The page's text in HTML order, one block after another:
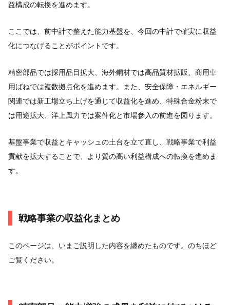
益構成の転換を進めます。
ここでは、前中計で整えた能力基盤を、今回の中計で確実に収益
化につなげることがポイントです。
精密部品では採用品目拡大、海外鋼材では高品質材拡販、商用車
用ばねでは複数拠点化を進めます。また、安全保障・エネルギー
関連では新工場立ち上げを通じて収益化を進め、特殊合金粉末で
は用途拡大、洋上風力では案件化と市場参入の前進を図ります。
基盤事業で収益とキャッシュの土台を立て直し、戦略事業で利益
貢献を拡大することで、より質の高い利益構成への転換を進めま
す。
戦略事業の収益化まとめ
このページは、いまご説明した内容を纏めたものです。のちほど
ご覧ください。